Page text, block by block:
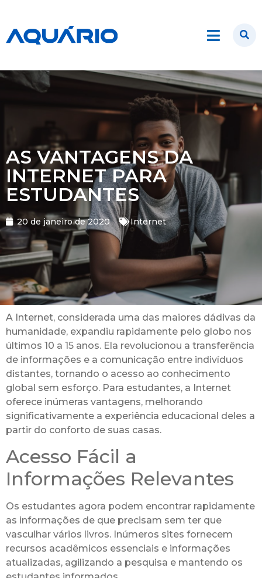
AS VANTAGENS DA
INTERNET PARA
ESTUDANTES
20 de janeiro de 2020 Internet
A Internet, considerada uma das maiores dádivas da
humanidade, expandiu rapidamente pelo globo nos
últimos 10 a 15 anos. Ela revolucionou a transferência
de informações e a comunicação entre indivíduos
distantes, tornando o acesso ao conhecimento
global sem esforço. Para estudantes, a Internet
oferece inúmeras vantagens, melhorando
significativamente a experiência educacional deles a
partir do conforto de suas casas.
Acesso Fácil a
Informações Relevantes
Os estudantes agora podem encontrar rapidamente
as informações de que precisam sem ter que
vasculhar vários livros. Inúmeros sites fornecem
recursos acadêmicos essenciais e informações
atualizadas, agilizando a pesquisa e mantendo os